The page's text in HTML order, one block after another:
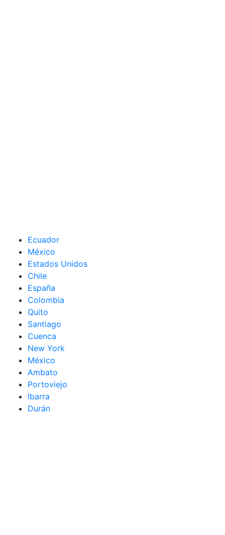
Ecuador
México
Estados Unidos
Chile
España
Colombia
Quito
Santiago
Cuenca
New York
México
Ambato
Portoviejo
Ibarra
Durán